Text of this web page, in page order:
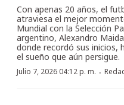
Con apenas 20 años, el
atraviesa el mejor
Mundial con la Selección
argentino, Alexandro
donde recordó sus inicios,
el sueño que aún persigue.
Julio 7, 2026 04:12 p. m. ·